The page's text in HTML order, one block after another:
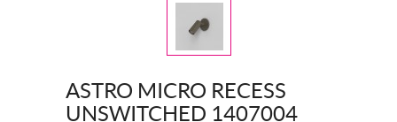
ASTRO MICRO RECESS
UNSWITCHED 1407004